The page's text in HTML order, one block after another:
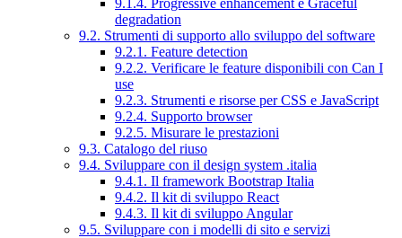
9.1.4. Progressive enhancement e Graceful
degradation
9.2. Strumenti di supporto allo sviluppo del software
9.2.1. Feature detection
9.2.2. Verificare le feature disponibili con Can I
use
9.2.3. Strumenti e risorse per CSS e JavaScript
9.2.4. Supporto browser
9.2.5. Misurare le prestazioni
9.3. Catalogo del riuso
9.4. Sviluppare con il design system .italia
9.4.1. Il framework Bootstrap Italia
9.4.2. Il kit di sviluppo React
9.4.3. Il kit di sviluppo Angular
9.5. Sviluppare con i modelli di sito e servizi